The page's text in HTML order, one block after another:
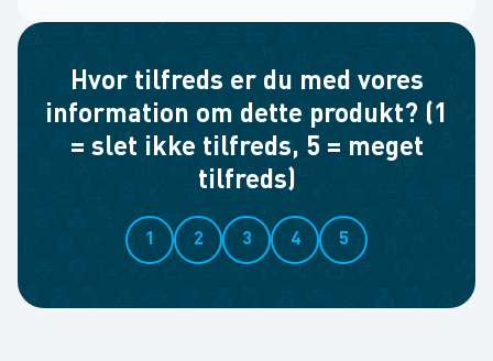
Hvor tilfreds er du med vores
information om dette produkt? (1
= slet ikke tilfreds, 5 = meget
tilfreds)
1 2 3 4 5